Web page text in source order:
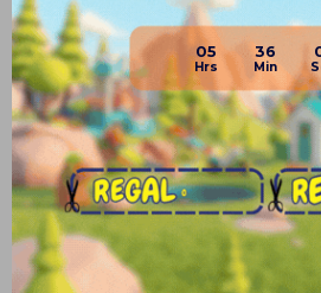
05 36
Productos que te